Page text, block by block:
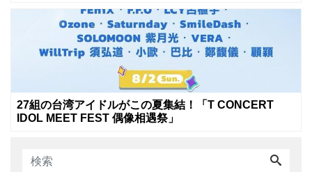
27組の台湾アイドルがこの夏集結！「T CONCERT
IDOL MEET FEST 偶像相遇祭」